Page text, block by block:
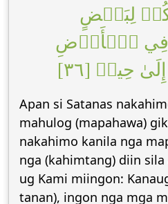
لِبَعۡضٍ
ٱلۡأَرۡضِ
حِينٖ [٣٦]
Apan si Satanas
mahulog (mapahawa)
nakahimo kanila nga
nga (kahimtang) diin
ug Kami miingon:
tanan), ingon nga mga